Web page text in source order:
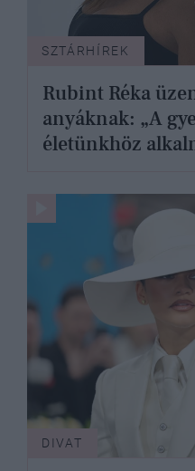
SZTÁRHÍREK
Rubint Réka
anyáknak: „A
életünkhöz
DIVAT